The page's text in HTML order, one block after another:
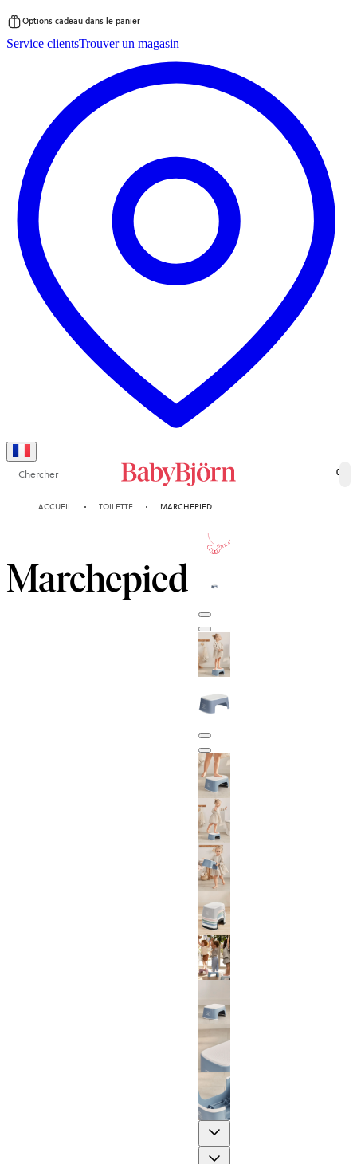
au
Options cadeau dans le panier
Service clientsTrouver un magasin
Chercher 0
ACCUEIL TOILETTE MARCHEPIED
Marchepied
GARANTIE